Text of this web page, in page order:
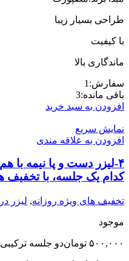
طراحی بسیار زیبا
با کیفیت
ماندگاری بالا
سفارش: 1
باقی مانده:3
افزودن به سبد خرید
نمایش سریع
افزودن به علاقه مندی
۴-لیزر دست و پا نیمه با
کدام یک جلسه، با تخفیف هر
تخفیف های ویژه روزانه, لیزر
موجود
۵۰۰,۰۰۰ توماندو جلسه ترکیبی